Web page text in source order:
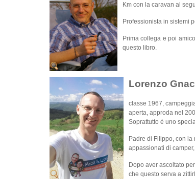
Km con la caravan al
Professionista in sistemi
Prima collega e poi
questo libro.
Lorenzo
classe 1967,
aperta, approda nel
Soprattutto è uno
Padre di Filippo, con
appassionati di
Dopo aver ascoltato
che questo serva a